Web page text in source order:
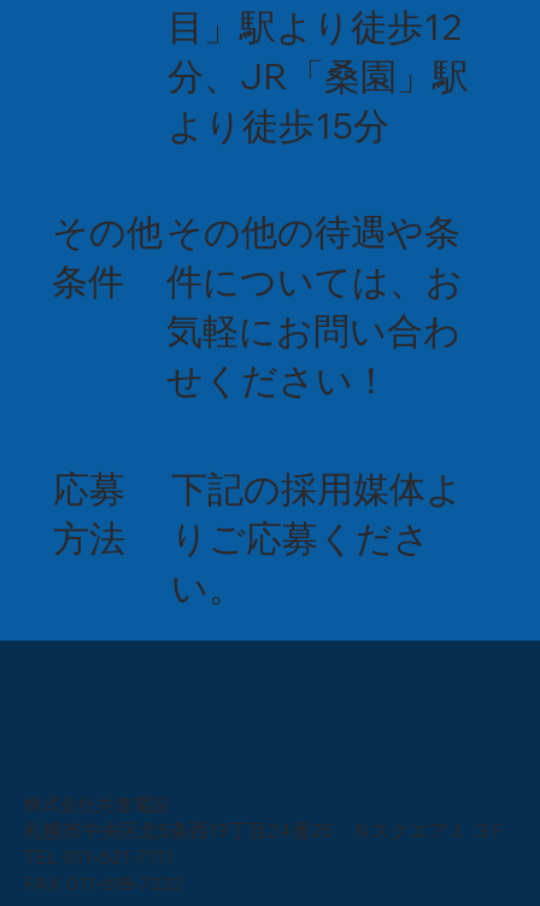
目」駅より徒歩12
分、JR「桑園」駅
より徒歩15分
その他
条件
その他の待遇や条
件については、お
気軽にお問い合わ
せください！
応募
方法
下記の採用媒体よ
りご応募くださ
い。
株式会社共進電設
札幌市中央区北5条西19丁目24番25 Ｎスクエア１ ３F
TEL 011-621-7111
FAX 011-618-7222